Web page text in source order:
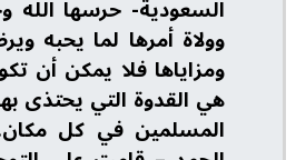
السعودية- حرسها الله
وولاة أمرها لما يحبه
ومزاياها فلا يمكن أن
هي القدوة التي يحتذى
المسلمين في كل